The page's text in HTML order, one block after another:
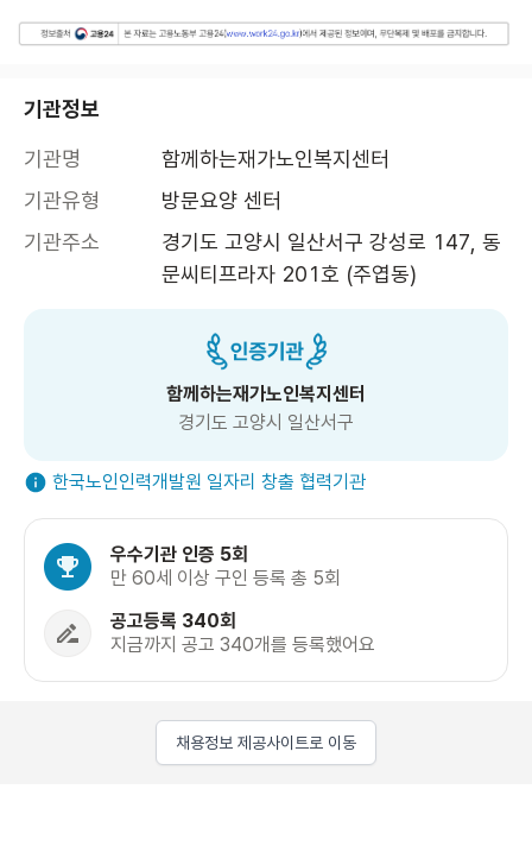
기관정보
기관명
함께하는재가노인복지센터
기관유형
방문요양 센터
기관주소
경기도 고양시 일산서구 강성로 147, 동
문씨티프라자 201호 (주엽동)
함께하는재가노인복지센터
경기도 고양시 일산서구
한국노인인력개발원 일자리 창출 협력기관
우수기관 인증 5회
만 60세 이상 구인 등록 총 5회
공고등록 340회
지금까지 공고 340개를 등록했어요
채용정보 제공사이트로 이동